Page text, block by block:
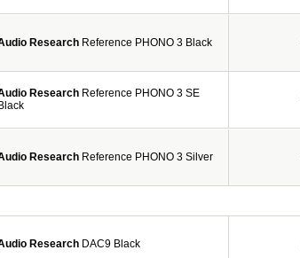
Research Reference PHONO 3 Black
Research Reference PHONO 3 SE
Black
Research Reference PHONO 3 Silver
Research DAC9 Black